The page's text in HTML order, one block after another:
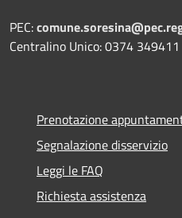
PEC:
Centralino Unico: 0374 349411
Prenotazione
Segnalazione disservizio
Leggi le FAQ
Richiesta assistenza